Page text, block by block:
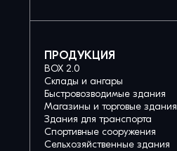
ПРОДУКЦИЯ
BOX 2.0
Склады и ангары
Быстровозводимые здания
Магазины и торговые здания
Здания для транспорта
Спортивные сооружения
Сельхозяйственные здания